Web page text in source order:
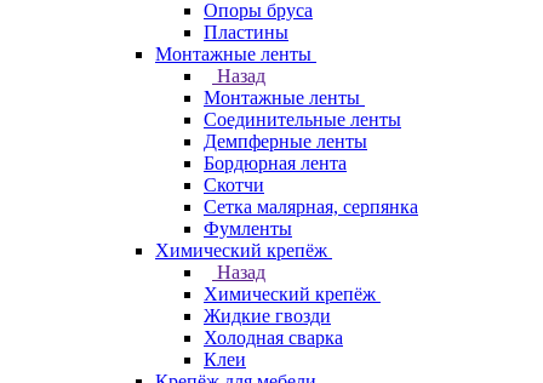
Опоры бруса
Пластины
Монтажные ленты
Назад
Монтажные ленты
Соединительные ленты
Демпферные ленты
Бордюрная лента
Скотчи
Сетка малярная, серпянка
Фумленты
Химический крепёж
Назад
Химический крепёж
Жидкие гвозди
Холодная сварка
Клеи